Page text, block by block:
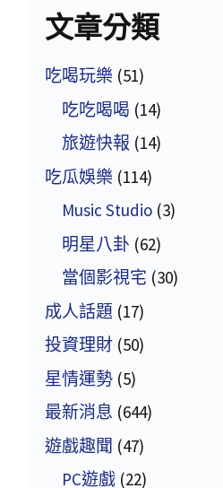
文章分類
吃喝玩樂 (51)
吃吃喝喝 (14)
旅遊快報 (14)
吃瓜娛樂 (114)
Music Studio (3)
明星八卦 (62)
當個影視宅 (30)
成人話題 (17)
投資理財 (50)
星情運勢 (5)
最新消息 (644)
遊戲趣聞 (47)
PC遊戲 (22)